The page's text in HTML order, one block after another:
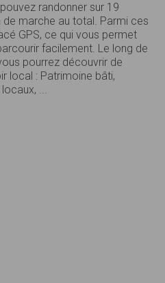
randonner sur 19
marche au total. Parmi ces
GPS, ce qui vous permet
facilement. Le long de
pourrez découvrir de
local : Patrimoine bâti,
...